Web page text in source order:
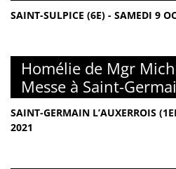
SAINT-SULPICE (6E) - SAMEDI 9
Homélie de Mgr
Messe à Saint-
SAINT-GERMAIN L’AUXERROIS
2021